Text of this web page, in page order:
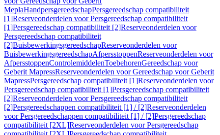
MeplaHandpersgereedschapPersgereedschap compatibiliteit
[1]Reserveonderdelen voor Persgereedschap compatibiliteit
[1]Persgereedschap compatibiliteit [2]Reserveonderdelen voor
Persgereedschap compatibiliteit
[2]BuisbewerkingsgereedschapReserveonderdelen voor
BuisbewerkingsgereedschapAfpersstoppenReserveonderdelen voor
AfpersstoppenControlemiddelenToebehorenGereedschap voor
Geberit MapressReserveonderdelen voor Gereedschap voor Geberit
MapressPersgereedschap compatibiliteit [1]Reserveonderdelen voor
Persgereedschap compatibiliteit [1]Persgereedschap compatibiliteit
[2]Reserveonderdelen voor Persgereedschap compatibiliteit
[2]Persgereedschappen compatibiliteit [1] / [2]Reserveonderdelen
voor Persgereedschappen compatibiliteit [1] / [2]Persgereedschap
compatibiliteit [2XL]Reserveonderdelen voor Persgereedschap